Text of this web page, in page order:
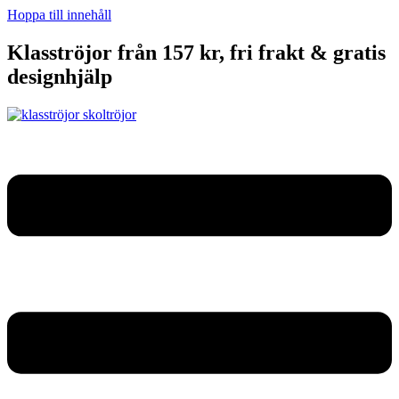
Hoppa till innehåll
Klasströjor från 157 kr, fri frakt & gratis
designhjälp